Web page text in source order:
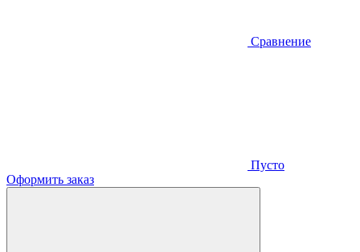
Сравнение
Пусто
Оформить заказ